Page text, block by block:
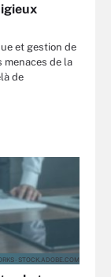
et gestion de
menaces de la
de
- STOCK.ADOBE.COM